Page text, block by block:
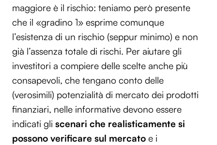
maggiore è il rischio: teniamo però presente
che il «gradino 1» esprime comunque
l’esistenza di un rischio (seppur minimo) e non
già l’assenza totale di rischi. Per aiutare gli
investitori a compiere delle scelte anche più
consapevoli, che tengano conto delle
(verosimili) potenzialità di mercato dei prodotti
finanziari, nelle informative devono essere
indicati gli scenari che realisticamente si
possono verificare sul mercato e i